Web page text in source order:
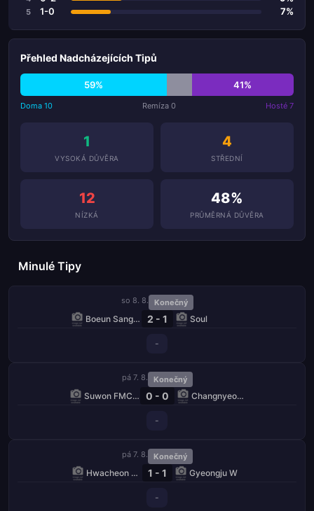
5 1-0 7%
Přehled Nadcházejících Tipů
59% 41%
Doma 10 Remíza 0 Hosté 7
1
VYSOKÁ DŮVĚRA
4
STŘEDNÍ
12
NÍZKÁ
48%
PRŮMĚRNÁ DŮVĚRA
Minulé Tipy
so 8. 8. Konečný
Boeun Sangmu W 2 - 1 Soul
-
pá 7. 8. Konečný
Suwon FMC W 0 - 0 Changnyeong W
-
pá 7. 8. Konečný
Hwacheon KSPO W 1 - 1 Gyeongju W
-